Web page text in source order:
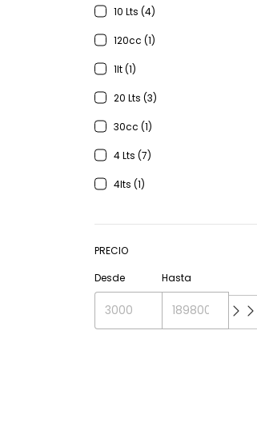
10 Lts (4)
120cc (1)
1lt (1)
20 Lts (3)
30cc (1)
4 Lts (7)
4lts (1)
PRECIO
Desde
Hasta